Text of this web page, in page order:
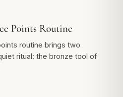
Points Routine
routine brings two
ritual: the bronze tool of